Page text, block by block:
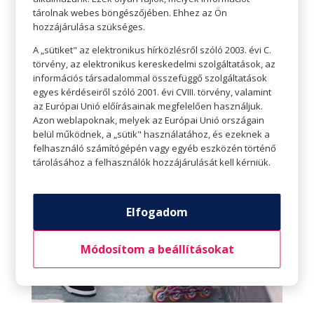
esik. A csuklóvédők segíthetnek megakadályozni
a kar törését, a térdvédők a térd zúzódását. A
fontos például a kis focisták számára. Érdemes a
védőfelszereléseket használni, így nem kell egy
esetleges balesettel zárni a játékot.
tárolnak webes böngészőjében. Ehhez az Ön
hozzájárulása szükséges.
A „sütiket" az elektronikus hírközlésről szóló 2003. évi C.
törvény, az elektronikus kereskedelmi szolgáltatások, az
információs társadalommal összefüggő szolgáltatások
egyes kérdéseiről szóló 2001. évi CVIII. törvény, valamint
az Európai Unió előírásainak megfelelően használjuk.
Azon weblapoknak, melyek az Európai Unió országain
belül működnek, a „sütik" használatához, és ezeknek a
felhasználó számítógépén vagy egyéb eszközén történő
tárolásához a felhasználók hozzájárulását kell kérniük.
Elfogadom
Módosítom a beállításokat